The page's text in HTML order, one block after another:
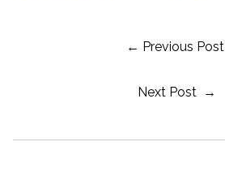
← Previous Post
Next Post →